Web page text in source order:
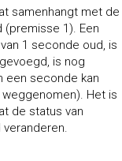
samenhangt met de
(premisse 1). Een
1 seconde oud, is
is nog
een seconde kan
Het is
de status van